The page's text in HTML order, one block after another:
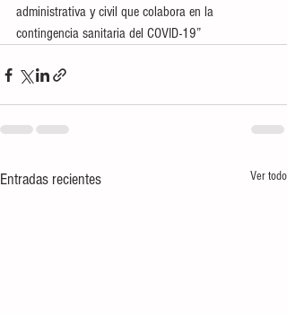
administrativa y civil que colabora en la
contingencia sanitaria del COVID-19”
Entradas recientes Ver todo